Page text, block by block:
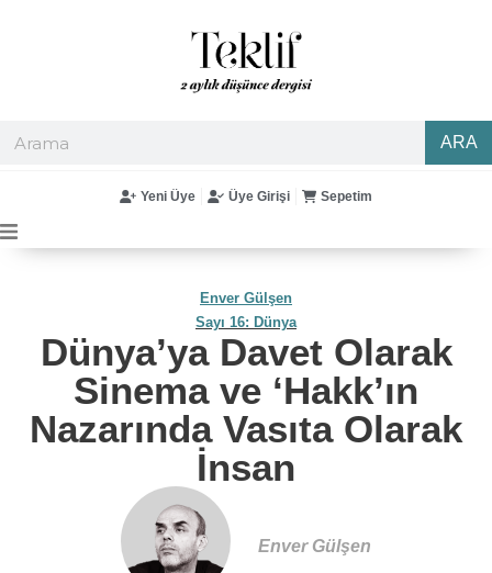
ARA
Yeni Üye Üye Girişi Sepetim
Enver Gülşen
Sayı 16: Dünya
Dünya’ya Davet Olarak
Sinema ve ‘Hakk’ın
Nazarında Vasıta Olarak
İnsan
Enver Gülşen